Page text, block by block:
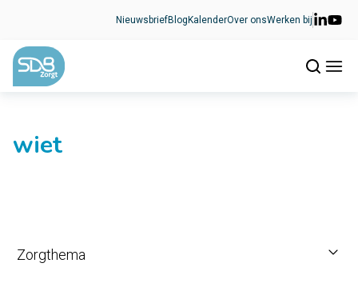
NieuwsbriefBlog KalenderOver onsWerken bij
wiet
Zorgthema